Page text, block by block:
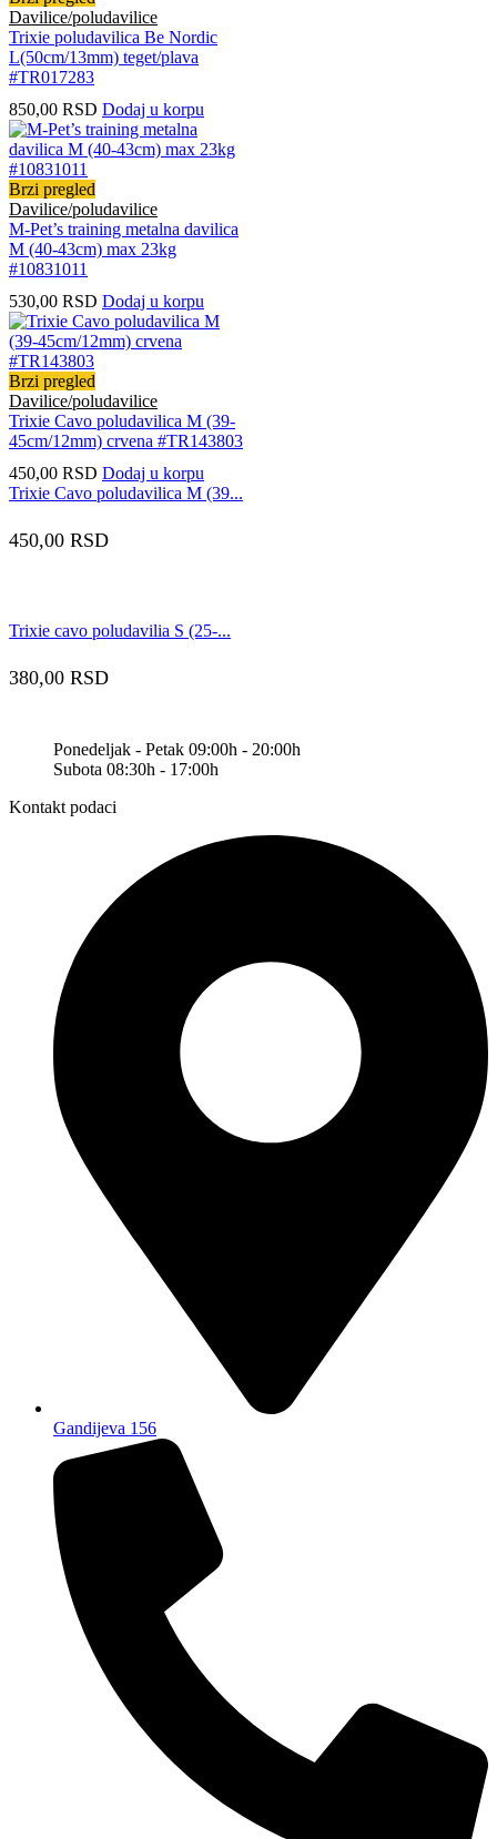
Davilice/poludavilice
Trixie poludavilica Be Nordic
L(50cm/13mm) teget/plava
#TR017283
850,00 RSD Dodaj u korpu
Brzi pregled
Davilice/poludavilice
M-Pet’s training metalna davilica
M (40-43cm) max 23kg
#10831011
530,00 RSD Dodaj u korpu
Brzi pregled
Davilice/poludavilice
Trixie Cavo poludavilica M (39-
45cm/12mm) crvena #TR143803
450,00 RSD Dodaj u korpu
Trixie Cavo poludavilica M (39...
450,00 RSD
Trixie cavo poludavilia S (25-...
380,00 RSD
Ponedeljak - Petak 09:00h - 20:00h
Subota 08:30h - 17:00h
Kontakt podaci
Gandijeva 156